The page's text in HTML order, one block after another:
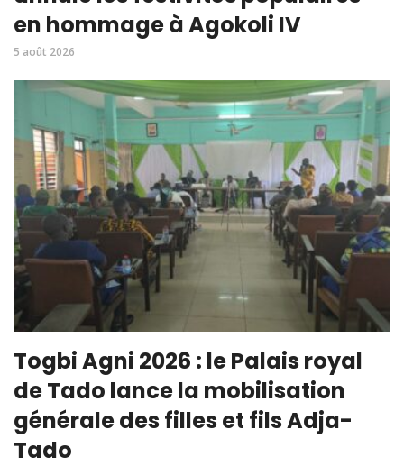
en hommage à Agokoli IV
5 août 2026
Togbi Agni 2026 : le Palais royal
de Tado lance la mobilisation
générale des filles et fils Adja-
Tado